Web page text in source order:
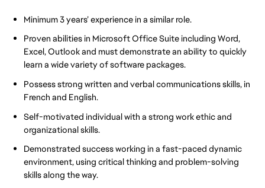
Minimum 3 years’ experience in a similar role.
Proven abilities in Microsoft Office Suite including Word,
Excel, Outlook and must demonstrate an ability to quickly
learn a wide variety of software packages.
Possess strong written and verbal communications skills, in
French and English.
Self-motivated individual with a strong work ethic and
organizational skills.
Demonstrated success working in a fast-paced dynamic
environment, using critical thinking and problem-solving
skills along the way.